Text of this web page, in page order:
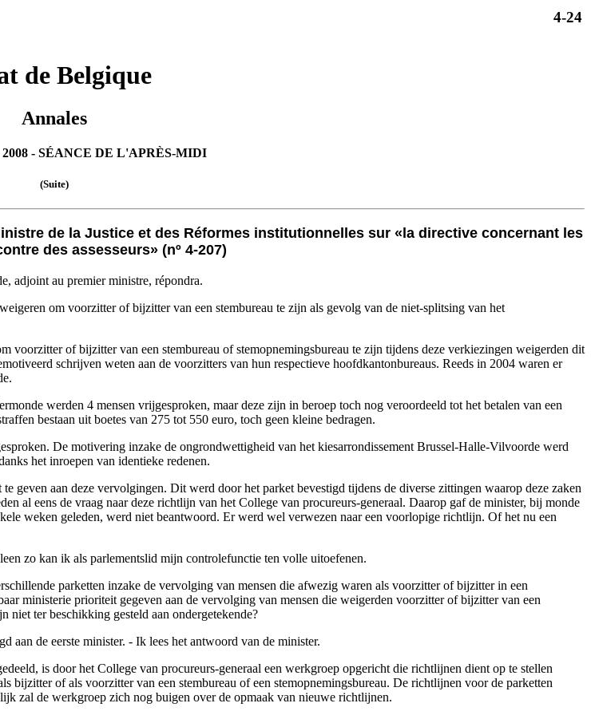
4-24
de Belgique
Annales
- SÉANCE DE L'APRÈS-MIDI
(Suite)
de la Justice et des Réformes institutionnelles sur «la directive concernant les
des assesseurs» (nº 4-207)
adjoint au premier ministre, répondra.
om voorzitter of bijzitter van een stembureau te zijn als gevolg van de niet-splitsing van het
voorzitter of bijzitter van een stembureau of stemopnemingsbureau te zijn tijdens deze verkiezingen weigerden dit
schrijven weten aan de voorzitters van hun respectieve hoofdkantonbureaus. Reeds in 2004 waren er
werden 4 mensen vrijgesproken, maar deze zijn in beroep toch nog veroordeeld tot het betalen van een
bestaan uit boetes van 275 tot 550 euro, toch geen kleine bedragen.
De motivering inzake de ongrondwettigheid van het kiesarrondissement Brussel-Halle-Vilvoorde werd
het inroepen van identieke redenen.
geven aan deze vervolgingen. Dit werd door het parket bevestigd tijdens de diverse zittingen waarop deze zaken
al eens de vraag naar deze richtlijn van het College van procureurs-generaal. Daarop gaf de minister, bij monde
weken geleden, werd niet beantwoord. Er werd wel verwezen naar een voorlopige richtlijn. Of het nu een
zo kan ik als parlementslid mijn controlefunctie ten volle uitoefenen.
parketten inzake de vervolging van mensen die afwezig waren als voorzitter of bijzitter in een
ministerie prioriteit gegeven aan de vervolging van mensen die weigerden voorzitter of bijzitter van een
niet ter beschikking gesteld aan ondergetekende?
aan de eerste minister. - Ik lees het antwoord van de minister.
is door het College van procureurs-generaal een werkgroep opgericht die richtlijnen dient op te stellen
bijzitter of als voorzitter van een stembureau of een stemopnemingsbureau. De richtlijnen voor de parketten
zal de werkgroep zich nog buigen over de opmaak van nieuwe richtlijnen.